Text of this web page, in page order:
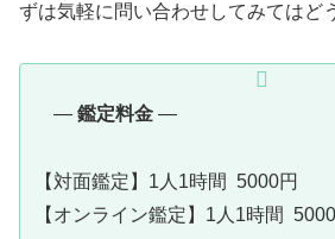
ずは気軽に問い合わせしてみてはど
— 鑑定料金 —
【対面鑑定】1人1時間 5000円
【オンライン鑑定】1人1時間